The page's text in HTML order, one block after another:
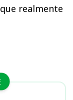
realmente